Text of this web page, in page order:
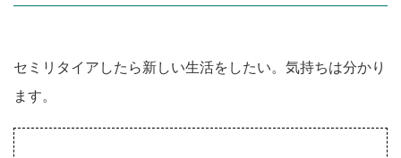
セミリタイアしたら新しい生活をしたい。気持ちは分かり
ます。